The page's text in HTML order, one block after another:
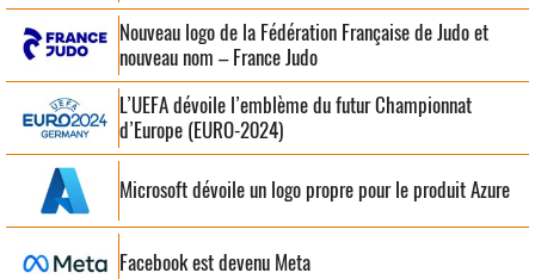
Nouveau logo de la Fédération Française de Judo et
nouveau nom – France Judo
L’UEFA dévoile l’emblème du futur Championnat
d’Europe (EURO-2024)
Microsoft dévoile un logo propre pour le produit Azure
Facebook est devenu Meta